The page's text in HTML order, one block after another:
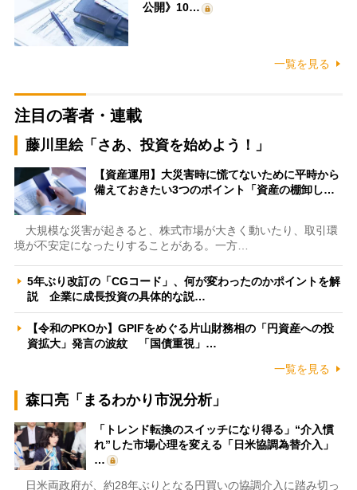
公開》10…
一覧を見る
注目の著者・連載
藤川里絵「さあ、投資を始めよう！」
【資産運用】大災害時に慌てないために平時から
備えておきたい3つのポイント「資産の棚卸し…
大規模な災害が起きると、株式市場が大きく動いたり、取引環
境が不安定になったりすることがある。一方…
5年ぶり改訂の「CGコード」、何が変わったのかポイントを解
説 企業に成長投資の具体的な説…
【令和のPKOか】GPIFをめぐる片山財務相の「円資産への投
資拡大」発言の波紋 「国債重視」…
一覧を見る
森口亮「まるわかり市況分析」
「トレンド転換のスイッチになり得る」“介入慣
れ”した市場心理を変える「日米協調為替介入」
…
日米両政府が、約28年ぶりとなる円買いの協調介入に踏み切っ